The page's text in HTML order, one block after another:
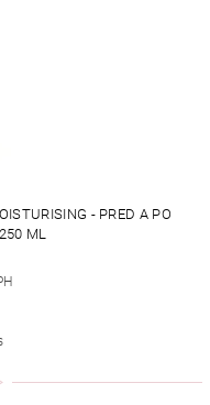
- PRED A PO
ML